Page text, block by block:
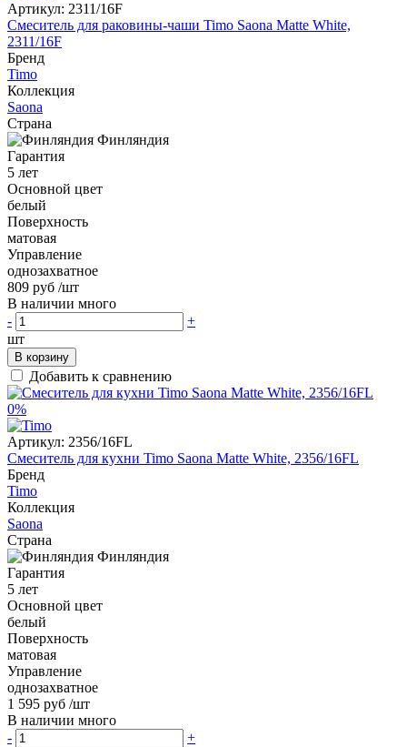
Артикул: 2311/16F
Смеситель для раковины-чаши Timo Saona Matte White,
2311/16F
Бренд
Timo
Коллекция
Saona
Страна
Финляндия
Гарантия
5 лет
Основной цвет
белый
Поверхность
матовая
Управление
однозахватное
809 руб /шт
В наличии много
-
+
шт
В корзину
Добавить к сравнению
0%
Артикул: 2356/16FL
Смеситель для кухни Timo Saona Matte White, 2356/16FL
Бренд
Timo
Коллекция
Saona
Страна
Финляндия
Гарантия
5 лет
Основной цвет
белый
Поверхность
матовая
Управление
однозахватное
1 595 руб /шт
В наличии много
-
+